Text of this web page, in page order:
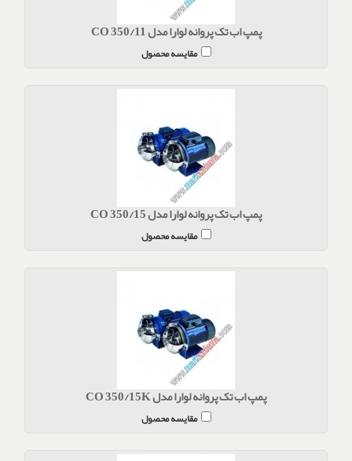
پمپ اب تک پروانه لوارا مدل CO 350/11
مقایسه محصول
پمپ اب تک پروانه لوارا مدل CO 350/15
مقایسه محصول
پمپ اب تک پروانه لوارا مدل CO 350/15K
مقایسه محصول